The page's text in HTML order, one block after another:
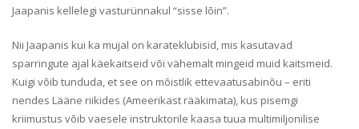
Jaapanis kellelegi vasturünnakul “sisse lõin”.
Nii Jaapanis kui ka mujal on karateklubisid, mis kasutavad
sparringute ajal käekaitseid või vähemalt mingeid muid kaitsmeid.
Kuigi võib tunduda, et see on mõistlik ettevaatusabinõu – eriti
nendes Lääne riikides (Ameerikast rääkimata), kus pisemgi
kriimustus võib vaesele instruktorile kaasa tuua multimiljonilise